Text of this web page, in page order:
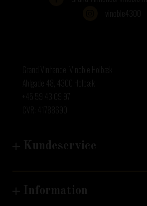
Grand Vinhandel Vinoble Holbæk
Ahlgade 48, 4300 Holbæk
+45 59 43 09 97
CVR: 41788690
Kundeservice
Information